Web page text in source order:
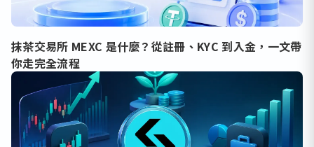
抹茶交易所 MEXC 是什麼？從註冊、KYC 到入金，一文帶
你走完全流程